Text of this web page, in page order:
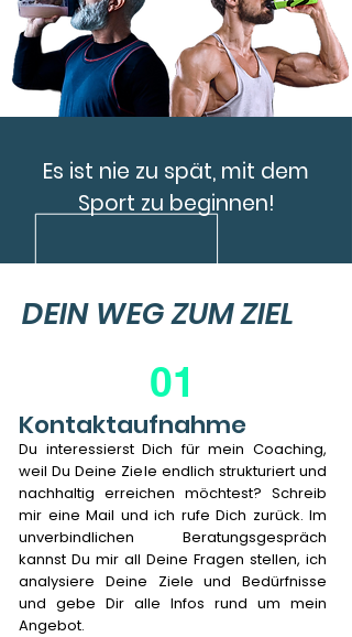
Es ist nie zu spät, mit dem
Sport zu beginnen!
DEIN WEG ZUM ZIEL
01
Kontaktaufnahme
Du interessierst Dich für mein Coaching,
weil Du Deine Ziele endlich strukturiert und
nachhaltig erreichen möchtest? Schreib
mir eine Mail und ich rufe Dich zurück. Im
unverbindlichen Beratungsgespräch
kannst Du mir all Deine Fragen stellen, ich
analysiere Deine Ziele und Bedürfnisse
und gebe Dir alle Infos rund um mein
Angebot.